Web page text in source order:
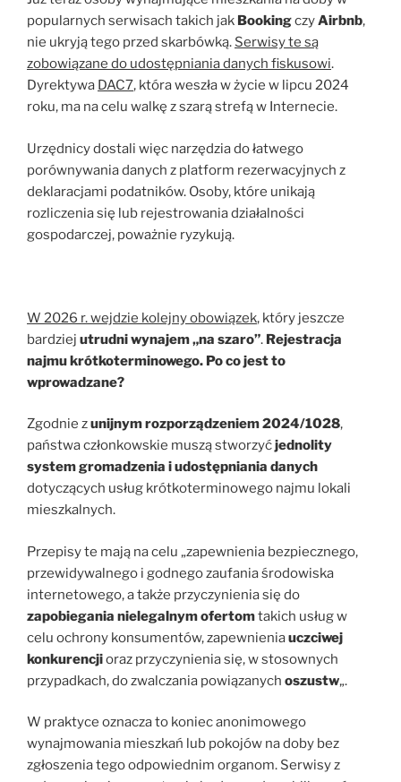
popularnych serwisach takich jak BookingczyAirbnb,
nie ukryją tego przed skarbówką. Serwisy te są
zobowiązane do udostępniania danych fiskusowi.
Dyrektywa DAC7, która weszła w życie w lipcu 2024
roku, ma na celu walkę z szarą strefą w Internecie.
Urzędnicy dostali więc narzędzia do łatwego
porównywania danych z platform rezerwacyjnych z
deklaracjami podatników. Osoby, które unikają
rozliczenia się lub rejestrowania działalności
gospodarczej, poważnie ryzykują.
W 2026 r. wejdzie kolejny obowiązek, który jeszcze
bardziej utrudni wynajem „na szaro”. Rejestracja
najmu krótkoterminowego. Po co jest to
wprowadzane?
Zgodnie zunijnym rozporządzeniem 2024/1028,
państwa członkowskie muszą stworzyćjednolity
system gromadzenia i udostępniania danych
dotyczących usług krótkoterminowego najmu lokali
mieszkalnych.
Przepisy te mają na celu „zapewnienia bezpiecznego,
przewidywalnego i godnego zaufania środowiska
internetowego, a także przyczynienia się do
zapobiegania nielegalnym ofertomtakich usług w
celu ochrony konsumentów, zapewnieniauczciwej
konkurencjioraz przyczynienia się, w stosownych
przypadkach, do zwalczania powiązanych oszustw„.
W praktyce oznacza to koniec anonimowego
wynajmowania mieszkań lub pokojów na doby bez
zgłoszenia tego odpowiednim organom. Serwisy z